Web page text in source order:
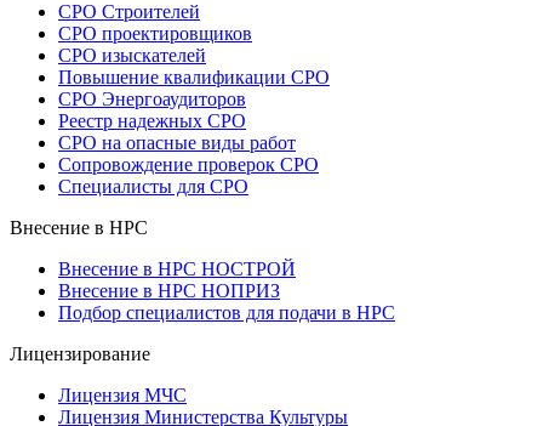
СРО Строителей
СРО проектировщиков
СРО изыскателей
Повышение квалификации СРО
СРО Энергоаудиторов
Реестр надежных СРО
СРО на опасные виды работ
Сопровождение проверок СРО
Специалисты для СРО
Внесение в НРС
Внесение в НРС НОСТРОЙ
Внесение в НРС НОПРИЗ
Подбор специалистов для подачи в НРС
Лицензирование
Лицензия МЧС
Лицензия Министерства Культуры